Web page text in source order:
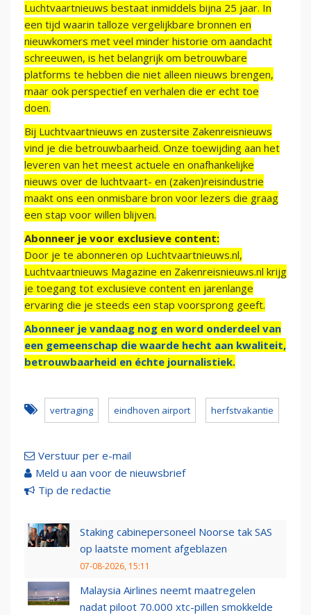
Luchtvaartnieuws bestaat inmiddels bijna 25 jaar. In
een tijd waarin talloze vergelijkbare bronnen en
nieuwkomers met veel minder historie om aandacht
schreeuwen, is het belangrijk om betrouwbare
platforms te hebben die niet alleen nieuws brengen,
maar ook perspectief en verhalen die er echt toe
doen.
Bij Luchtvaartnieuws en zustersite Zakenreisnieuws
vind je die betrouwbaarheid. Onze toewijding aan het
leveren van het meest actuele en onafhankelijke
nieuws over de luchtvaart- en (zaken)reisindustrie
maakt ons een onmisbare bron voor lezers die graag
een stap voor willen blijven.
Abonneer je voor exclusieve content:
Door je te abonneren op Luchtvaartnieuws.nl,
Luchtvaartnieuws Magazine en Zakenreisnieuws.nl krijg
je toegang tot exclusieve content en jarenlange
ervaring die je steeds een stap voorsprong geeft.
Abonneer je vandaag nog en word onderdeel van
een gemeenschap die waarde hecht aan kwaliteit,
betrouwbaarheid en échte journalistiek.
vertraging eindhoven airport herfstvakantie
Verstuur per e-mail
Meld u aan voor de nieuwsbrief
Tip de redactie
Staking cabinepersoneel Noorse tak SAS
op laatste moment afgeblazen
07-08-2026, 15:11
Malaysia Airlines neemt maatregelen
nadat piloot 70.000 xtc-pillen smokkelde